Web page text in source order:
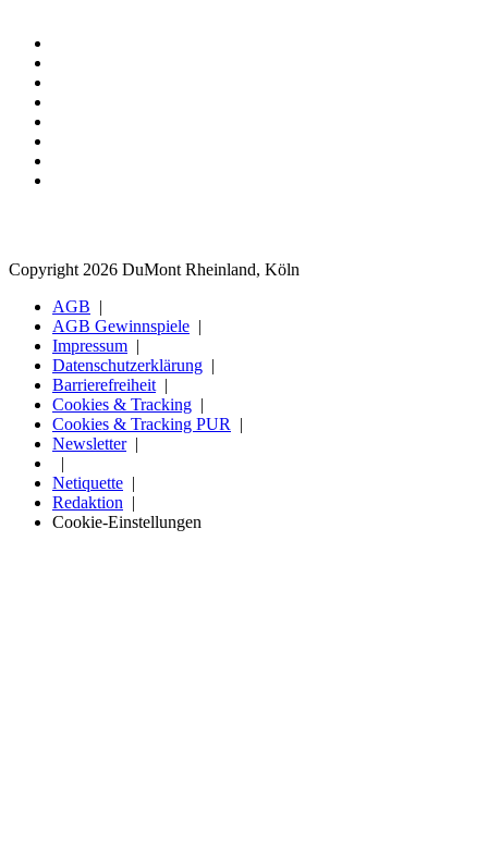
Copyright 2026 DuMont Rheinland, Köln
AGB
AGB Gewinnspiele
Impressum
Datenschutzerklärung
Barrierefreiheit
Cookies & Tracking
Cookies & Tracking PUR
Newsletter
Netiquette
Redaktion
Cookie-Einstellungen